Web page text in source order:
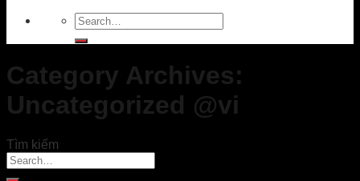
Category Archives:
Uncategorized @vi
Tìm kiếm